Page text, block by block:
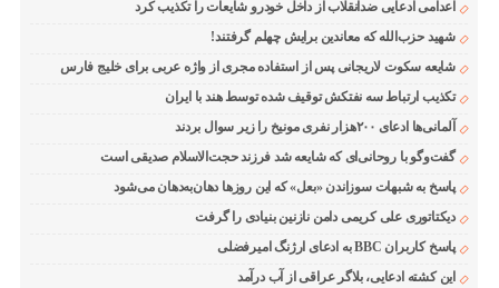
اعدامی ادعایی ضدانقلاب از داخل خودرو شایعات را تکذیب کرد
شهید حزب‌الله که معاندین برایش چهلم گرفتند!
شایعه سکوت لاریجانی پس از استفاده مجری از واژه عربی برای خلیج فارس
تکذیب ارتباط سه نفتکش توقیف شده توسط هند با ایران
آلمانی‌ها ادعای ۲۰۰هزار نفری مونیخ را زیر سوال بردند
گفت‌وگو با روحانی‌ای که شایعه شد فرزند حجت‌الاسلام صدیقی است
پاسخ به شبهات سوزاندن «بعل» که این روزها دهان‌به‌دهان می‌شود
دیکتاتوری علی کریمی دامن نازنین بنیادی را گرفت
پاسخ کاربران BBC به ادعای ارژنگ امیرفضلی
این کشته ادعایی، بلاگر عراقی از آب درآمد